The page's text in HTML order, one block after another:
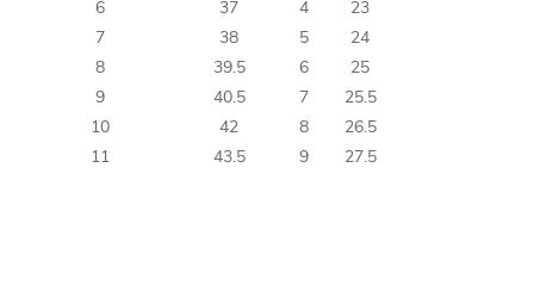
6 37 4
23
7
38 5
24
8
39.5 6
25
9
40.5 7
25.5
10
42 8
26.5
11
43.5 9 27.5